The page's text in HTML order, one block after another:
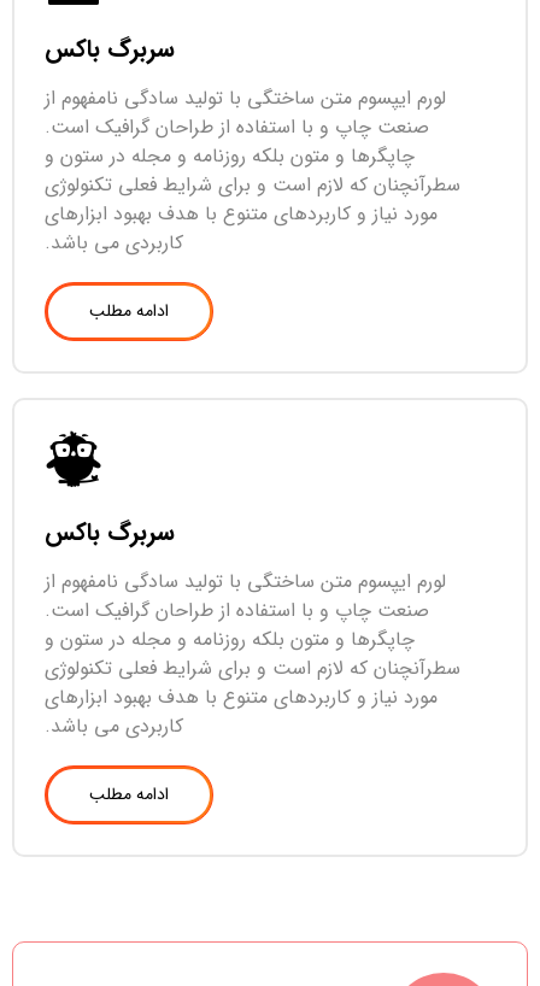
سربرگ باکس
لورم ایپسوم متن ساختگی با تولید سادگی نامفهوم از
صنعت چاپ و با استفاده از طراحان گرافیک است.
چاپگرها و متون بلکه روزنامه و مجله در ستون و
سطرآنچنان که لازم است و برای شرایط فعلی تکنولوژی
مورد نیاز و کاربردهای متنوع با هدف بهبود ابزارهای
کاربردی می باشد.
ادامه مطلب
سربرگ باکس
لورم ایپسوم متن ساختگی با تولید سادگی نامفهوم از
صنعت چاپ و با استفاده از طراحان گرافیک است.
چاپگرها و متون بلکه روزنامه و مجله در ستون و
سطرآنچنان که لازم است و برای شرایط فعلی تکنولوژی
مورد نیاز و کاربردهای متنوع با هدف بهبود ابزارهای
کاربردی می باشد.
ادامه مطلب